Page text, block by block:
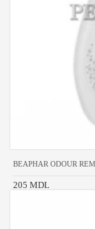
BEAPHAR ODOUR
205 MDL